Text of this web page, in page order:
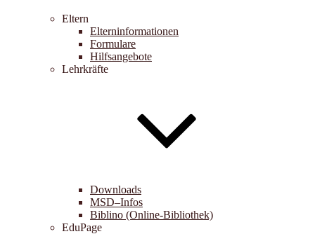
Eltern
Elterninformationen
Formulare
Hilfsangebote
Lehrkräfte
Downloads
MSD–Infos
Biblino (Online-Bibliothek)
EduPage